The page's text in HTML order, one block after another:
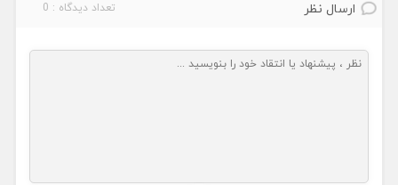
ارسال نظر تعداد دیدگاه : 0